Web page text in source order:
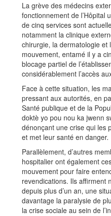
La grève des médecins
fonctionnement de l’Hôpital
de cinq services sont
notamment la clinique
chirurgie, la dermatologie et
mouvement, entamé il y a
blocage partiel de
considérablement l’accès
Face à cette situation, les
pressant aux autorités, en
Santé publique et de la
doktè yo pou nou ka jwenn
dénonçant une crise qui les
et met leur santé en danger.
Parallèlement, d’autres
hospitalier ont également
mouvement pour faire
revendications. Ils affirment
depuis plus d’un an, une
davantage la paralysie de
la crise sociale au sein de